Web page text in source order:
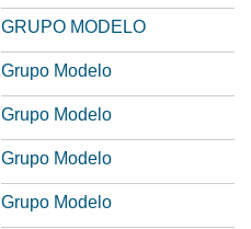
GRUPO MODELO
Grupo Modelo
Grupo Modelo
Grupo Modelo
Grupo Modelo